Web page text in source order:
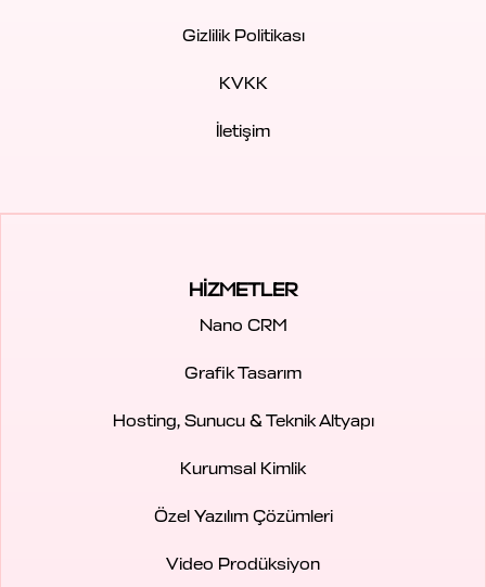
Gizlilik Politikası
KVKK
İletişim
HİZMETLER
Nano CRM
Grafik Tasarım
Hosting, Sunucu & Teknik Altyapı
Kurumsal Kimlik
Özel Yazılım Çözümleri
Video Prodüksiyon